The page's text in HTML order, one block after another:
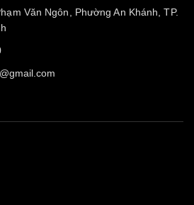
Văn Ngôn, Phường An Khánh, TP.